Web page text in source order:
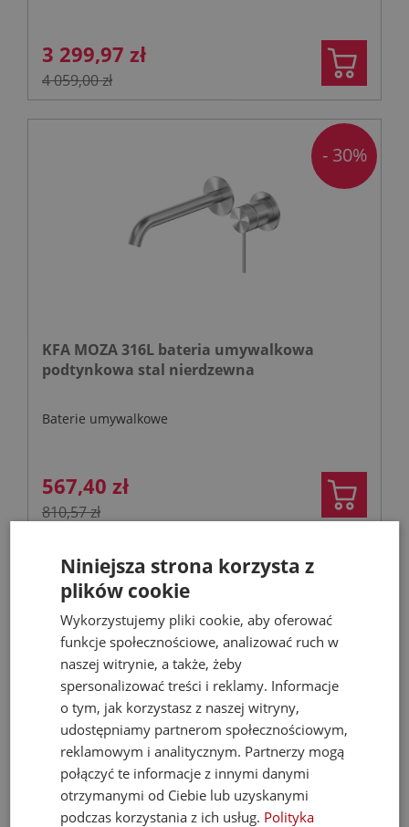
3 299,97 zł
4 059,00 zł
KFA MOZA 316L bateria umywalkowa
podtynkowa stal nierdzewna
Baterie umywalkowe
567,40 zł
810,57 zł
- 30%
FERROLI Kocioł BIOPELLET PRO 24 KW Eco
Design
Niniejsza strona korzysta z
plików cookie
Wykorzystujemy pliki cookie, aby oferować
funkcje społecznościowe, analizować ruch w
naszej witrynie, a także, żeby
spersonalizować treści i reklamy. Informacje
o tym, jak korzystasz z naszej witryny,
udostępniamy partnerom społecznościowym,
reklamowym i analitycznym. Partnerzy mogą
połączyć te informacje z innymi danymi
otrzymanymi od Ciebie lub uzyskanymi
podczas korzystania z ich usług. Polityka